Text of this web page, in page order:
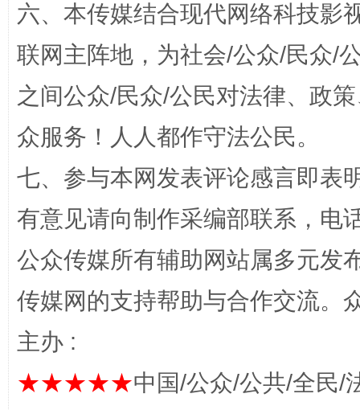
完善运行机制助力责任有效落实 一纸欠
六、本传媒结合现代网络科技影
联网主阵地，为社会/公众/民众/
之间公众/民众/公民对法律、政
众服务！人人都作守法公民。
七、参与本网发表评论感言即表
有意见请向制作采编部联系，电
公众传媒所有辅助网站属多元发
传媒网的支持帮助与合作交流。
主办 :
★★★★★中国/公众/公共/全民/